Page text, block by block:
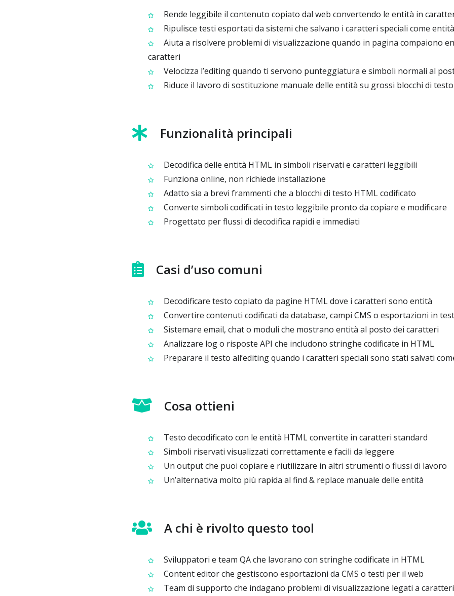
Rende leggibile il contenuto copiato dal web convertendo le entità in
Ripulisce testi esportati da sistemi che salvano i caratteri speciali come
Aiuta a risolvere problemi di visualizzazione quando in pagina compaiono
caratteri
Velocizza l’editing quando ti servono punteggiatura e simboli normali al
Riduce il lavoro di sostituzione manuale delle entità su grossi blocchi di testo
Funzionalità principali
Decodifica delle entità HTML in simboli riservati e caratteri leggibili
Funziona online, non richiede installazione
Adatto sia a brevi frammenti che a blocchi di testo HTML codificato
Converte simboli codificati in testo leggibile pronto da copiare e modificare
Progettato per flussi di decodifica rapidi e immediati
Casi d’uso comuni
Decodificare testo copiato da pagine HTML dove i caratteri sono entità
Convertire contenuti codificati da database, campi CMS o esportazioni in
Sistemare email, chat o moduli che mostrano entità al posto dei caratteri
Analizzare log o risposte API che includono stringhe codificate in HTML
Preparare il testo all’editing quando i caratteri speciali sono stati salvati
Cosa ottieni
Testo decodificato con le entità HTML convertite in caratteri standard
Simboli riservati visualizzati correttamente e facili da leggere
Un output che puoi copiare e riutilizzare in altri strumenti o flussi di lavoro
Un’alternativa molto più rapida al find & replace manuale delle entità
A chi è rivolto questo tool
Sviluppatori e team QA che lavorano con stringhe codificate in HTML
Content editor che gestiscono esportazioni da CMS o testi per il web
Team di supporto che indagano problemi di visualizzazione legati a